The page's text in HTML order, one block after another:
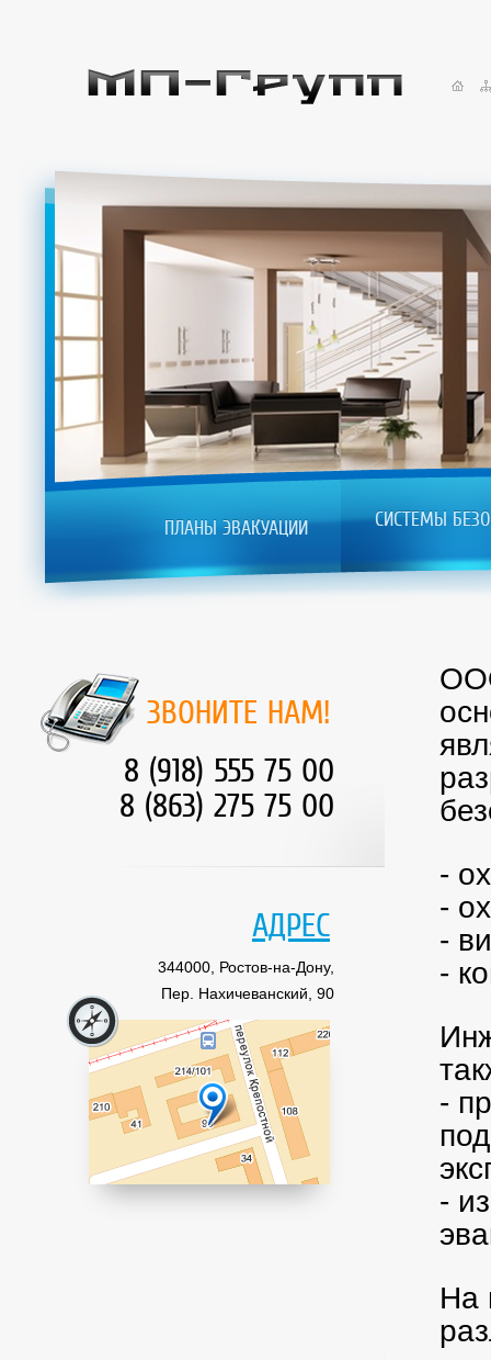
ПЛАНЫ ЭВАКУАЦИИ СИСТЕМЫ
ЗВОНИТЕ НАМ!
8 (918) 555 75 00
8 (863) 275 75 00
АДРЕС
344000, Ростов-на-Дону,
Пер. Нахичеванский, 90
-
-
-
-
-
-
На